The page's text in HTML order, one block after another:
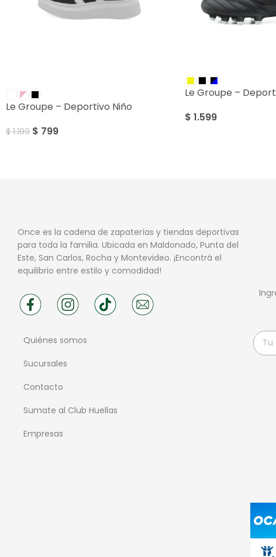
Le Groupe – Deportivo Niño
$1.199 $ 799
Le Groupe –
$ 1.599
Once es la cadena de zapaterías y tiendas deportivas
para toda la familia. Ubicada en Maldonado, Punta del
Este, San Carlos, Rocha y Montevideo. ¡Encontrá el
equilibrio entre estilo y comodidad!
Quiénes somos
Sucursales
Contacto
Sumate al Club Huellas
Empresas